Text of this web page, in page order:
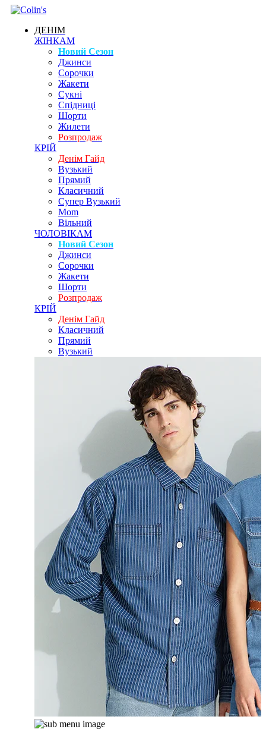
ДЕНІМ
ЖІНКАМ
Новий Сезон
Джинси
Сорочки
Жакети
Сукні
Спідниці
Шорти
Жилети
Розпродаж
КРІЙ
Денім Гайд
Вузький
Прямий
Класичний
Супер Вузький
Mom
Вільний
ЧОЛОВІКАМ
Новий Сезон
Джинси
Сорочки
Жакети
Шорти
Розпродаж
КРІЙ
Денім Гайд
Класичний
Прямий
Вузький